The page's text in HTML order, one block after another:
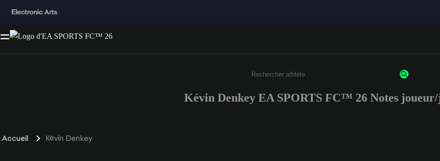
Saisissez au moins 3 caractères ou chiffres.
Kévin Denkey EA SPORTS FC™ 26 Notes joueur/
Accueil Kévin Denkey